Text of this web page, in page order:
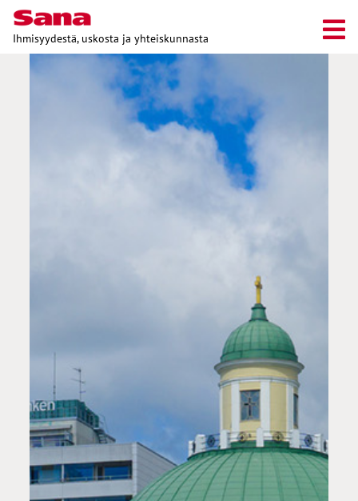
Ihmisyydestä, uskosta ja yhteiskunnasta